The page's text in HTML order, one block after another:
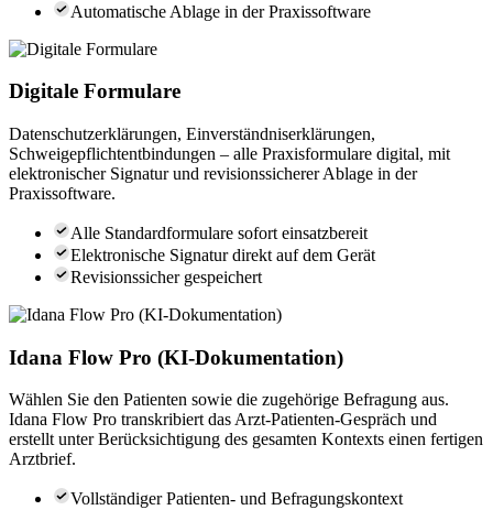
Automatische Ablage in der Praxissoftware
Digitale Formulare
Datenschutzerklärungen, Einverständniserklärungen,
Schweigepflichtentbindungen – alle Praxisformulare digital, mit
elektronischer Signatur und revisionssicherer Ablage in der
Praxissoftware.
Alle Standardformulare sofort einsatzbereit
Elektronische Signatur direkt auf dem Gerät
Revisionssicher gespeichert
Idana Flow Pro (KI-Dokumentation)
Wählen Sie den Patienten sowie die zugehörige Befragung aus.
Idana Flow Pro transkribiert das Arzt-Patienten-Gespräch und
erstellt unter Berücksichtigung des gesamten Kontexts einen fertigen
Arztbrief.
Vollständiger Patienten- und Befragungskontext